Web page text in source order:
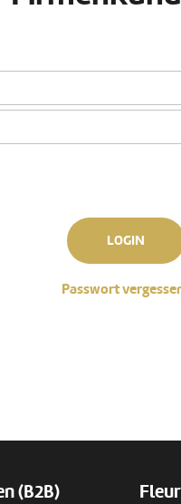
LOGIN
Passwort
(B2B)